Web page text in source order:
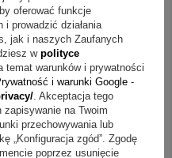
umieszczona zostanie
dedykacja (można także
oferować funkcje
i prowadzić działania
jak i naszych Zaufanych
w polityce
temat warunków i prywatności
i warunki Google -
. Akceptacja tego
na Twoim
przechowywania lub
„Konfiguracja zgód”. Zgodę
poprzez usunięcie